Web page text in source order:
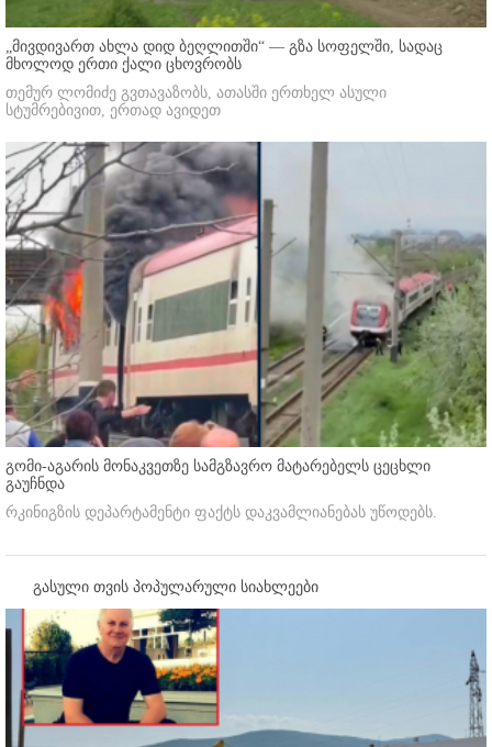
„მივდივართ ახლა დიდ ბეღლითში“ — გზა სოფელში, სადაც
მხოლოდ ერთი ქალი ცხოვრობს
თემურ ლომიძე გვთავაზობს, ათასში ერთხელ ასული
სტუმრებივით, ერთად ავიდეთ
გომი-აგარის მონაკვეთზე სამგზავრო მატარებელს ცეცხლი
გაუჩნდა
რკინიგზის დეპარტამენტი ფაქტს დაკვამლიანებას უწოდებს.
გასული თვის პოპულარული სიახლეები